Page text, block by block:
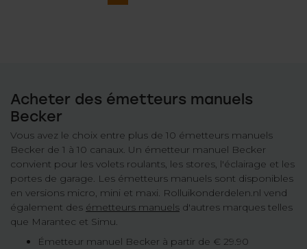
Acheter des émetteurs manuels
Becker
Vous avez le choix entre plus de 10 émetteurs manuels
Becker de 1 à 10 canaux. Un émetteur manuel Becker
convient pour les volets roulants, les stores, l'éclairage et les
portes de garage. Les émetteurs manuels sont disponibles
en versions micro, mini et maxi. Rolluikonderdelen.nl vend
également des émetteurs manuels d'autres marques telles
que Marantec et Simu.
Émetteur manuel Becker à partir de € 29.90